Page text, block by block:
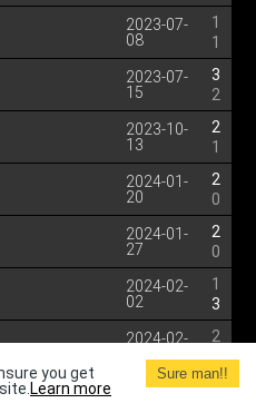
2023-07-
08
1
1
2023-07-
15
3
2
2023-10-
13
2
1
2024-01-
20
2
0
2024-01-
27
2
0
2024-02-
02
1
3
2024-02-
2
3
2024-02-
2
you get
Learn more
Sure man!!